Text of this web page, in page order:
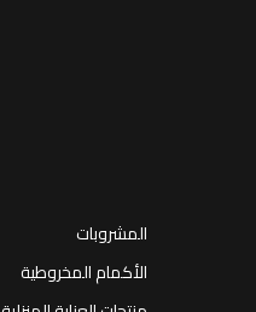
المشروبات
الأكمام المخروطية